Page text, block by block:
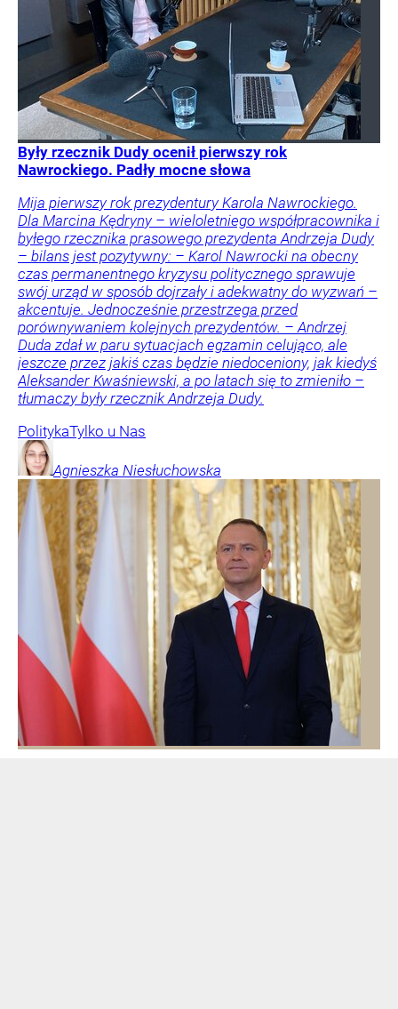
Były rzecznik Dudy ocenił pierwszy rok
Nawrockiego. Padły mocne słowa
Mija pierwszy rok prezydentury Karola Nawrockiego.
Dla Marcina Kędryny – wieloletniego współpracownika i
byłego rzecznika prasowego prezydenta Andrzeja Dudy
– bilans jest pozytywny: – Karol Nawrocki na obecny
czas permanentnego kryzysu politycznego sprawuje
swój urząd w sposób dojrzały i adekwatny do wyzwań –
akcentuje. Jednocześnie przestrzega przed
porównywaniem kolejnych prezydentów. – Andrzej
Duda zdał w paru sytuacjach egzamin celująco, ale
jeszcze przez jakiś czas będzie niedoceniony, jak kiedyś
Aleksander Kwaśniewski, a po latach się to zmieniło –
tłumaczy były rzecznik Andrzeja Dudy.
PolitykaTylko u Nas
Agnieszka Niesłuchowska